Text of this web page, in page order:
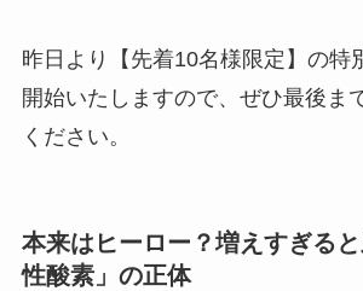
昨日より【先着10名様限定】の特
開始いたしますので、ぜひ最後ま
ください。
本来はヒーロー？増えすぎる
性酸素」の正体